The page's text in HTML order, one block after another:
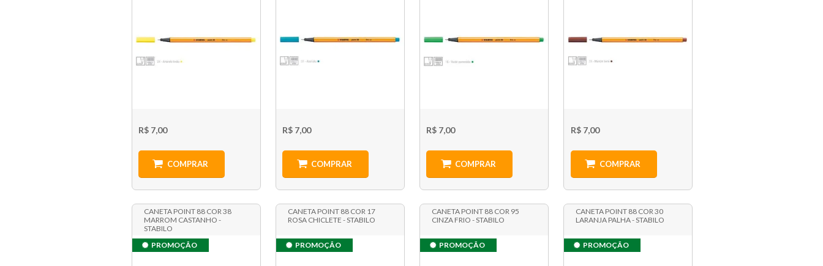
R$ 7,00
COMPRAR
R$ 7,00
COMPRAR
R$ 7,00
COMPRAR
R$ 7,00
COMPRAR
CANETA POINT 88 COR 38
MARROM CASTANHO -
STABILO
PROMOÇÃO
CANETA POINT 88 COR 17
ROSA CHICLETE - STABILO
PROMOÇÃO
CANETA POINT 88 COR 95
CINZA FRIO - STABILO
PROMOÇÃO
CANETA POINT 88 COR 30
LARANJA PALHA - STABILO
PROMOÇÃO